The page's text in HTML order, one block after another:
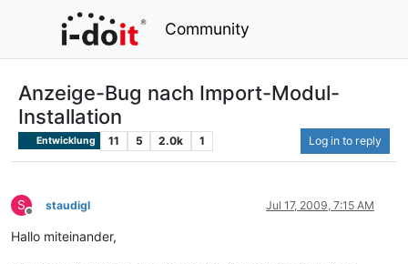
Community
Anzeige-Bug nach Import-Modul-
Installation
Entwicklung 11 5 2.0k 1 Log in to reply
S
Offline
staudigl Jul 17, 2009, 7:15 AM
Hallo miteinander,